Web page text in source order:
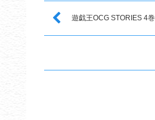
遊戯王OCG STORIES 4巻